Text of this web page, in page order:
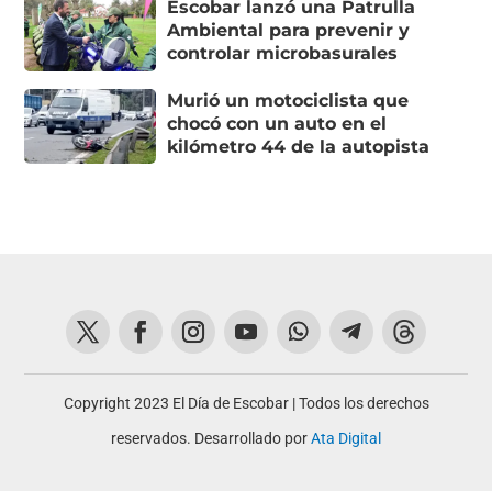
Escobar lanzó una Patrulla
Ambiental para prevenir y
controlar microbasurales
Murió un motociclista que
chocó con un auto en el
kilómetro 44 de la autopista
Copyright 2023 El Día de Escobar | Todos los derechos
reservados. Desarrollado porAta Digital